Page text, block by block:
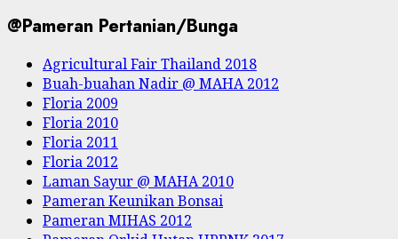
@Pameran Pertanian/Bunga
Agricultural Fair Thailand 2018
Buah-buahan Nadir @ MAHA 2012
Floria 2009
Floria 2010
Floria 2011
Floria 2012
Laman Sayur @ MAHA 2010
Pameran Keunikan Bonsai
Pameran MIHAS 2012